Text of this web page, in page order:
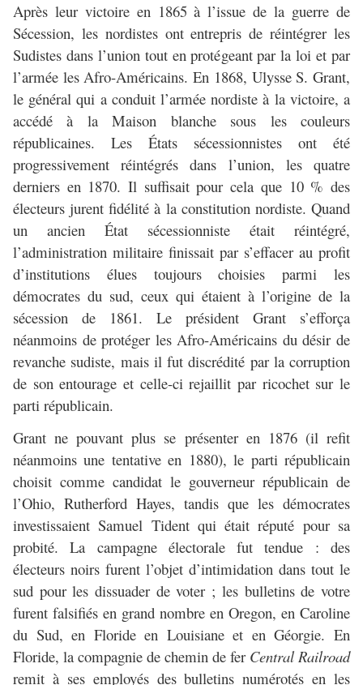
Après leur victoire en 1865 à l’issue de la guerre de
Sécession, les nordistes ont entrepris de réintégrer les
Sudistes dans l’union tout en protégeant par la loi et par
l’armée les Afro-Américains. En 1868, Ulysse S. Grant,
le général qui a conduit l’armée nordiste à la victoire, a
accédé à la Maison blanche sous les couleurs
républicaines. Les États sécessionnistes ont été
progressivement réintégrés dans l’union, les quatre
derniers en 1870. Il suffisait pour cela que 10 % des
électeurs jurent fidélité à la constitution nordiste. Quand
un ancien État sécessionniste était réintégré,
l’administration militaire finissait par s’effacer au profit
d’institutions élues toujours choisies parmi les
démocrates du sud, ceux qui étaient à l’origine de la
sécession de 1861. Le président Grant s’efforça
néanmoins de protéger les Afro-Américains du désir de
revanche sudiste, mais il fut discrédité par la corruption
de son entourage et celle-ci rejaillit par ricochet sur le
parti républicain.
Grant ne pouvant plus se présenter en 1876 (il refit
néanmoins une tentative en 1880), le parti républicain
choisit comme candidat le gouverneur républicain de
l’Ohio, Rutherford Hayes, tandis que les démocrates
investissaient Samuel Tident qui était réputé pour sa
probité. La campagne électorale fut tendue : des
électeurs noirs furent l’objet d’intimidation dans tout le
sud pour les dissuader de voter ; les bulletins de votre
furent falsifiés en grand nombre en Oregon, en Caroline
du Sud, en Floride en Louisiane et en Géorgie. En
Floride, la compagnie de chemin de fer Central Railroad
remit à ses employés des bulletins numérotés en les